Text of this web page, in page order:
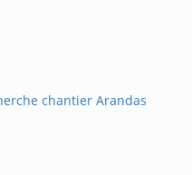
chantier Arandas